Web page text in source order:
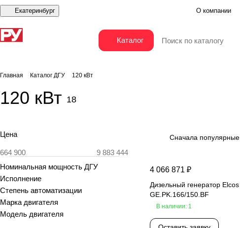
Екатеринбург О компании
Каталог
Главная Каталог ДГУ 120 кВт
120 кВт 18
Сначала популярные
4 066 871 ₽
Дизельный генератор Elcos
GE.PK.166/150.BF
В наличии: 1
Цена
Номинальная мощность ДГУ
Исполнение
Степень автоматизации
Марка двигателя
Модель двигателя